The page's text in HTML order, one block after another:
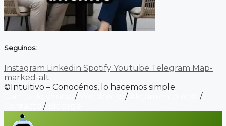
Seguinos:
Instagram Linkedin Spotify Youtube Telegram Map-
marked-alt
©Intuitivo – Conocénos, lo hacemos simple.
/ /
/
/